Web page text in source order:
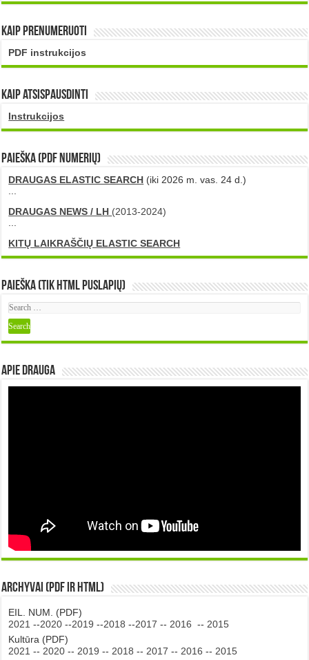
Kaip prenumeruoti
PDF instrukcijos
Kaip atsispausdinti
Instrukcijos
PAIEŠKA (PDF numerių)
DRAUGAS ELASTIC SEARCH (iki 2026 m. vas. 24 d.)
DRAUGAS NEWS / LH (2013-2024)
KITŲ LAIKRAŠČIŲ ELASTIC SEARCH
Paieška (tik HTML puslapių)
Apie DRAUGA
Archyvai (PDF ir HTML)
EIL. NUM. (PDF)
2021 --2020 --2019 --2018 --2017 -- 2016 -- 2015
Kultūra (PDF)
2021 -- 2020 -- 2019 -- 2018 -- 2017 -- 2016 -- 2015